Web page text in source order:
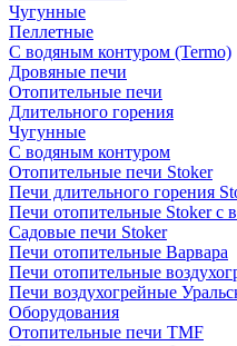
Чугунные
Пеллетные
С водяным контуром (Termo)
Дровяные печи
Отопительные печи
Длительного горения
Чугунные
C водяным контуром
Отопительные печи Stoker
Печи длительного горения
Печи отопительные Stoker с
Садовые печи Stoker
Печи отопительные Варвара
Печи отопительные
Печи воздухогрейные
Оборудования
Отопительные печи TMF